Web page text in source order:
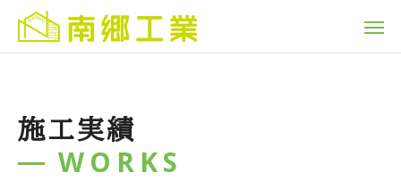
施工実績
WORKS